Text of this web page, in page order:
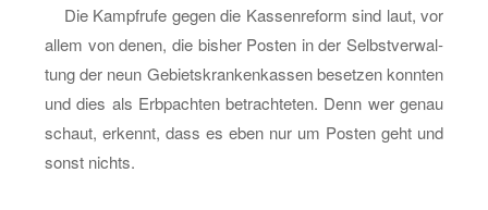
Kas­
sen­
fu­
si­
on
–
Die Kampf­ru­fe gegen die Kas­sen­re­form sind laut, vor
allem von denen, die bis­her Pos­ten in der Selbst­ver­wal­
tung der neun Ge­biets­kran­ken­kas­sen be­set­zen konn­ten
und dies als Erb­pach­ten be­trach­te­ten. Denn wer genau
schaut, er­kennt, dass es eben nur um Pos­ten geht und
sonst nichts.